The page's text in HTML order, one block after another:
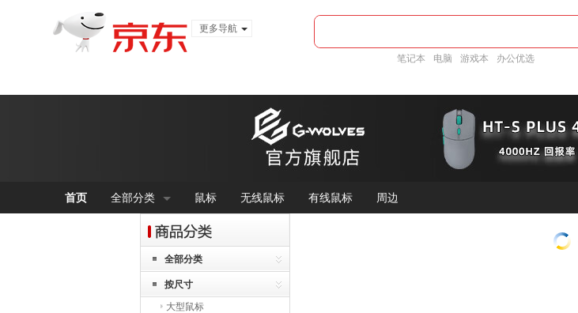
更多导航
笔记本 电脑 游戏本 办公优选
首页 全部分类 鼠标 无线鼠标 有线鼠标 周边
全部分类
按尺寸
大型鼠标